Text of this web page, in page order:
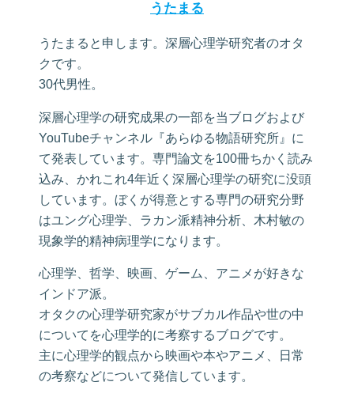
うたまる
うたまると申します。深層心理学研究者のオタ
クです。
30代男性。
深層心理学の研究成果の一部を当ブログおよび
YouTubeチャンネル『あらゆる物語研究所』に
て発表しています。専門論文を100冊ちかく読み
込み、かれこれ4年近く深層心理学の研究に没頭
しています。ぼくが得意とする専門の研究分野
はユング心理学、ラカン派精神分析、木村敏の
現象学的精神病理学になります。
心理学、哲学、映画、ゲーム、アニメが好きな
インドア派。
オタクの心理学研究家がサブカル作品や世の中
についてを心理学的に考察するブログです。
主に心理学的観点から映画や本やアニメ、日常
の考察などについて発信しています。